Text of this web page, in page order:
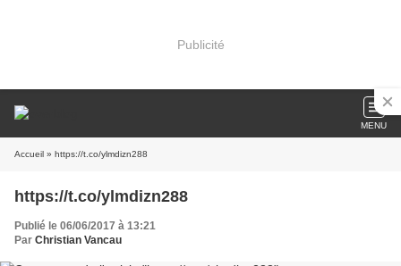
Publicité
MENU
Accueil » https://t.co/ylmdizn288
https://t.co/ylmdizn288
Publié le 06/06/2017 à 13:21
Par Christian Vancau